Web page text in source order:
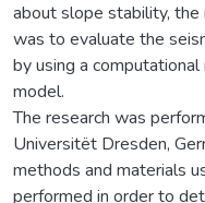
about slope stability,
was to evaluate the
by using a
model.
The research was
Universitët Dresden,
methods and materials
performed in order to